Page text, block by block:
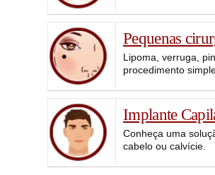
Pequenas
Lipoma, verruga,
procedimento
Implante
Conheça uma
cabelo ou calvície.